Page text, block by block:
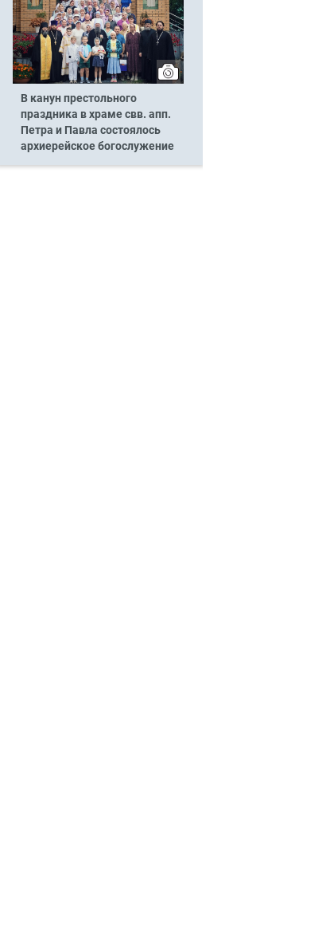
В канун престольного
праздника в храме свв. апп.
Петра и Павла состоялось
архиерейское богослужение